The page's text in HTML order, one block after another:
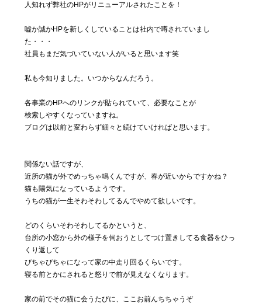
05 Contact
せ
人知れず弊社のHPがリニューアルされたことを！
嘘か誠かHPを新しくしていることは社内で噂されていまし
た・・・
社員もまだ気づいていない人がいると思います笑
私も今知りました。いつからなんだろう。
各事業のHPへのリンクが貼られていて、必要なことが
検索しやすくなっていますね。
ブログは以前と変わらず細々と続けていければと思います。
関係ない話ですが、
近所の猫が外でめっちゃ鳴くんですが、春が近いからですかね？
猫も陽気になっているようです。
うちの猫が一生そわそわしてるんでやめて欲しいです。
どのくらいそわそわしてるかというと、
台所の小窓から外の様子を伺おうとしてつけ置きしてる食器をひっ
くり返して
びちゃびちゃになって家の中走り回るくらいです。
寝る前とかにされると怒りで前が見えなくなります。
家の前でその猫に会うたびに、ここお前んちちゃうぞ